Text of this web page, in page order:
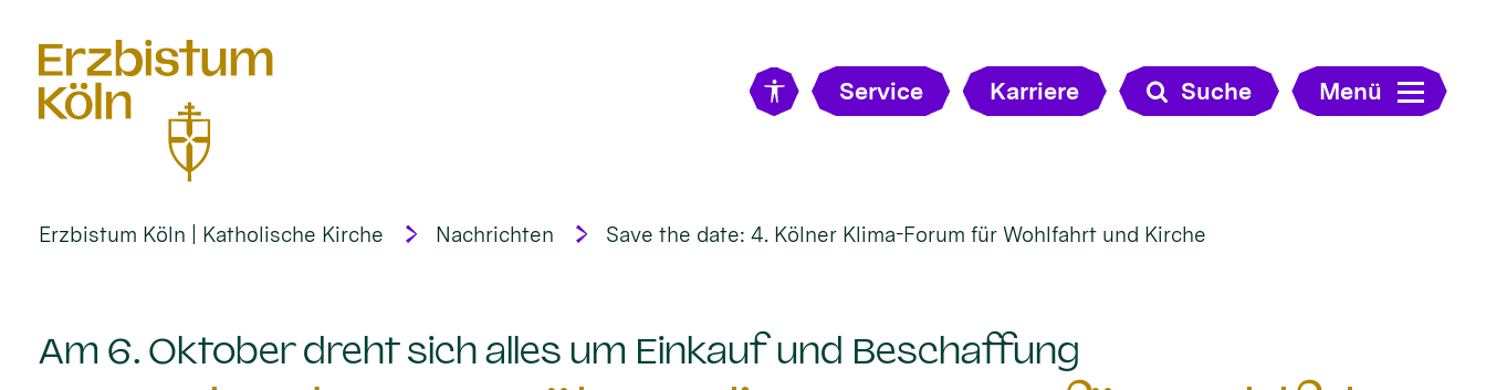
Service Karriere Suche Menü
Erzbistum Köln | Katholische Kirche Nachrichten Save the date: 4. Kölner Klima-Forum für Wohlfahrt und Kirche
Am 6. Oktober dreht sich alles um Einkauf und Beschaffung